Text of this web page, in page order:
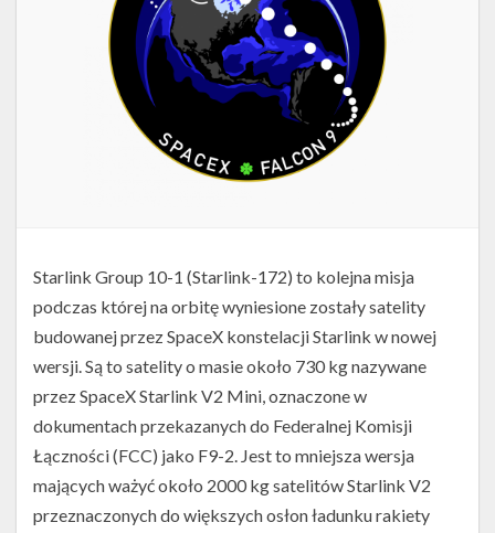
Starlink Group 10-1 (Starlink-172) to kolejna misja
podczas której na orbitę wyniesione zostały satelity
budowanej przez SpaceX konstelacji Starlink w nowej
wersji. Są to satelity o masie około 730 kg nazywane
przez SpaceX Starlink V2 Mini, oznaczone w
dokumentach przekazanych do Federalnej Komisji
Łączności (FCC) jako F9-2. Jest to mniejsza wersja
mających ważyć około 2000 kg satelitów Starlink V2
przeznaczonych do większych osłon ładunku rakiety